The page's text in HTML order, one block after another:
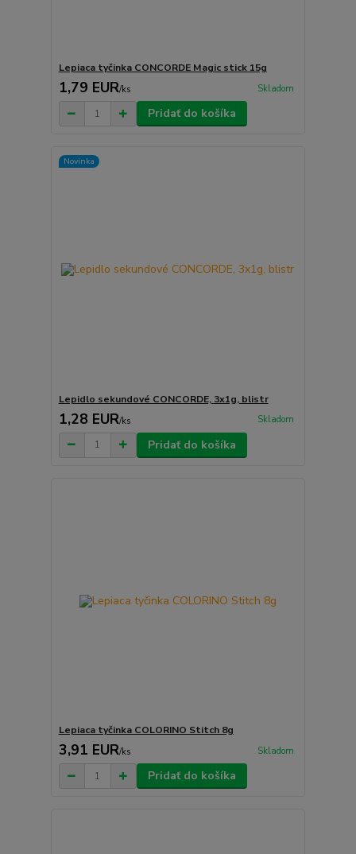
Lepiaca tyčinka CONCORDE Magic stick 15g
1,79 EUR/ks Skladom
Pridať do košíka
Novinka
Lepidlo sekundové CONCORDE, 3x1g, blistr
1,28 EUR/ks Skladom
Pridať do košíka
Lepiaca tyčinka COLORINO Stitch 8g
3,91 EUR/ks Skladom
Pridať do košíka